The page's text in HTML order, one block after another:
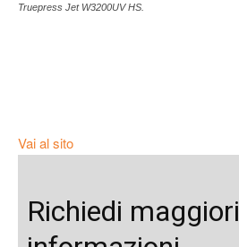
Truepress Jet W3200UV HS.
Vai al sito
Richiedi maggiori